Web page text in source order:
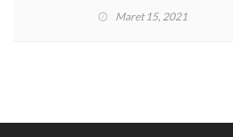
Maret 15, 2021